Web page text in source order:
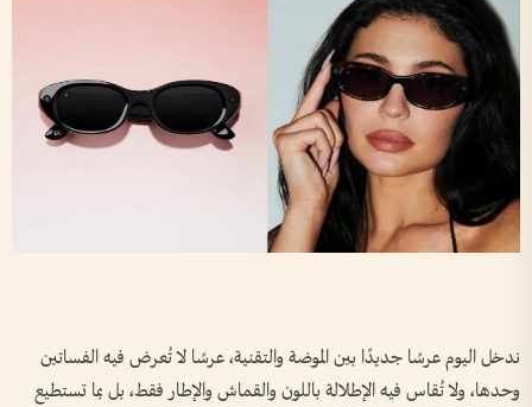
ندخل اليوم عرسًا جديدًا بين الموضة والتقنية، عرسًا لا تُعرض فيه الفساتين
وحدها، ولا تُقاس فيه الإطلالة باللون والقماش والإطار فقط، بل بما تستطيع